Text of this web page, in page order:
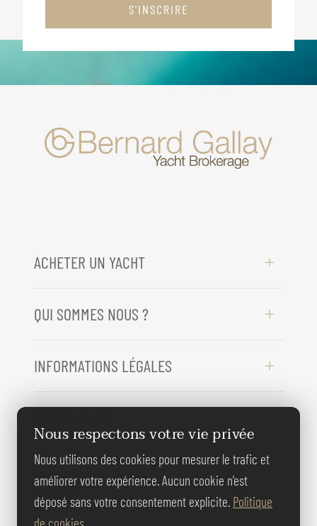
S'INSCRIRE
ACHETER UN YACHT
QUI SOMMES NOUS ?
INFORMATIONS LÉGALES
REJOIGNEZ-
NOUS
Nous respectons votre vie privée
Nous utilisons des cookies pour mesurer le trafic et
améliorer votre expérience. Aucun cookie n'est
déposé sans votre consentement explicite. Politique
de cookies